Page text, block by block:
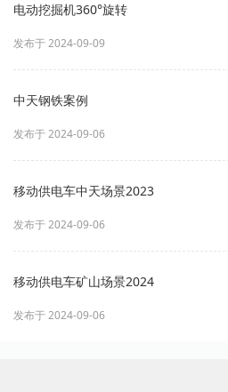
电动挖掘机360°旋转
发布于 2024-09-09
中天钢铁案例
发布于 2024-09-06
移动供电车中天场景2023
发布于 2024-09-06
移动供电车矿山场景2024
发布于 2024-09-06